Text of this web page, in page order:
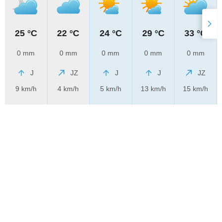
25 °C
0 mm
J
9 km/h
22 °C
0 mm
JZ
4 km/h
24 °C
0 mm
J
5 km/h
29 °C
0 mm
J
13 km/h
33 °C
0 mm
JZ
15 km/h